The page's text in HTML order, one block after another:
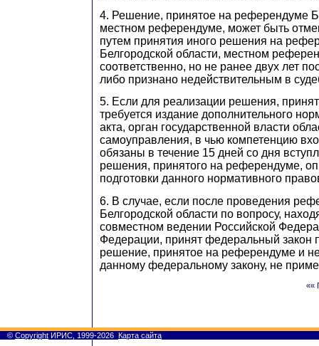
4. Решение, принятое на референдуме
местном референдуме, может быть
путем принятия иного решения на
Белгородской области, местном
соответственно, но не ранее двух лет
либо признано недействительным в
5. Если для реализации решения,
требуется издание дополнительного
акта, орган государственной власти
самоуправления, в чью компетенцию
обязаны в течение 15 дней со дня
решения, принятого на референдуме,
подготовки данного нормативного
6. В случае, если после проведения
Белгородской области по вопросу,
совместном ведении Российской
Федерации, принят федеральный закон
решение, принятое на референдуме и
данному федеральному закону, не
««
© Copyright ИРИС, 1999-2026 Карта сайта